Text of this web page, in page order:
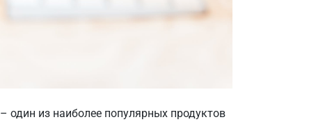
– один из наиболее популярных продуктов